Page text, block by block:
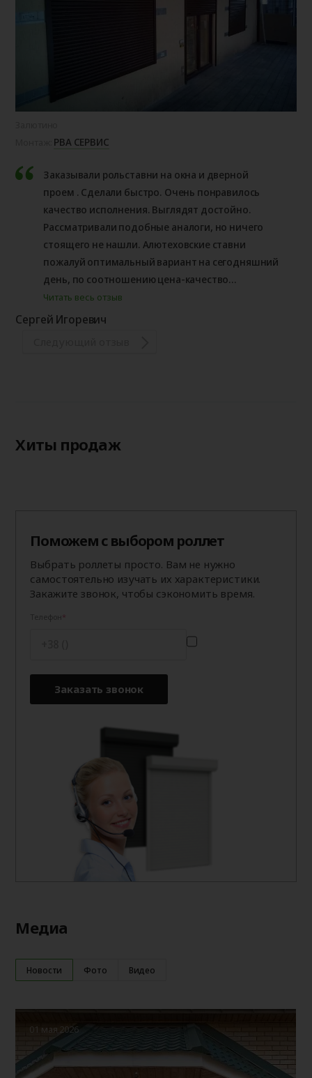
РВА СЕРВИС
Заказывали рольставни на окна и дверной
проем . Сделали быстро. Очень понравилось
качество исполнения. Выглядят достойно.
Рассматривали подобные аналоги, но ничего
стоящего не нашли. Алютеховские ставни
пожалуй оптимальный вариант на сегодняшний
день, по соотношению цена-качество...
Читать весь отзыв
Сергей Игоревич
Хиты продаж
Поможем с выбором роллет
Выбрать роллеты просто. Вам не нужно
самостоятельно изучать их характеристики.
Закажите звонок, чтобы сэкономить время.
Заказать звонок
Медиа
Новости Фото Видео
01 мая 2026